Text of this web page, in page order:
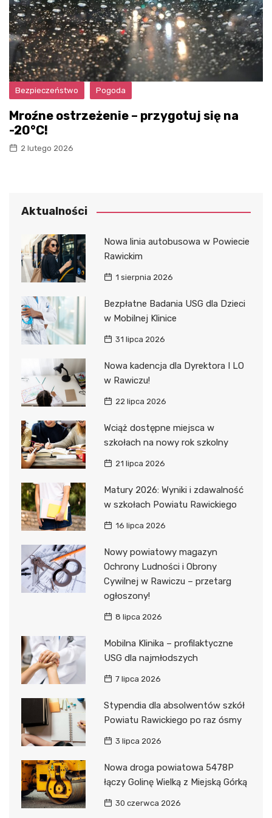
Bezpieczeństwo Pogoda
Mroźne ostrzeżenie – przygotuj się na
-20°C!
2 lutego 2026
Aktualności
Nowa linia autobusowa w Powiecie
Rawickim
1 sierpnia 2026
Bezpłatne Badania USG dla Dzieci
w Mobilnej Klinice
31 lipca 2026
Nowa kadencja dla Dyrektora I LO
w Rawiczu!
22 lipca 2026
Wciąż dostępne miejsca w
szkołach na nowy rok szkolny
21 lipca 2026
Matury 2026: Wyniki i zdawalność
w szkołach Powiatu Rawickiego
16 lipca 2026
Nowy powiatowy magazyn
Ochrony Ludności i Obrony
Cywilnej w Rawiczu – przetarg
ogłoszony!
8 lipca 2026
Mobilna Klinika – profilaktyczne
USG dla najmłodszych
7 lipca 2026
Stypendia dla absolwentów szkół
Powiatu Rawickiego po raz ósmy
3 lipca 2026
Nowa droga powiatowa 5478P
łączy Golinę Wielką z Miejską Górką
30 czerwca 2026